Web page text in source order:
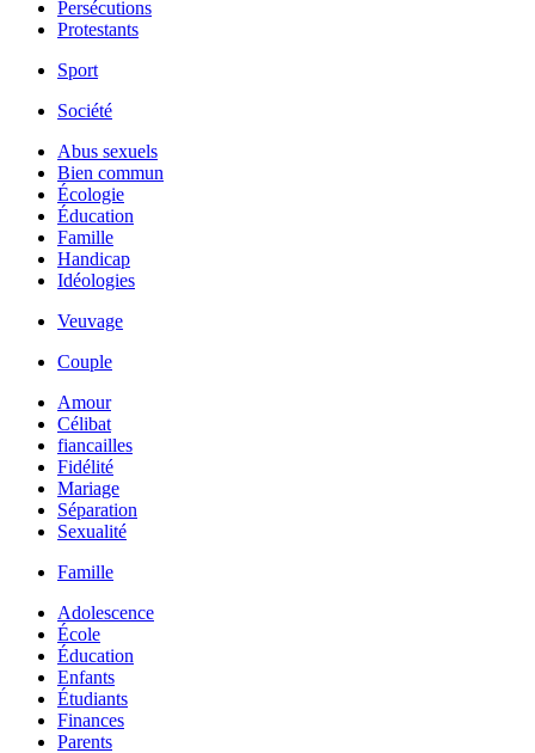
Persécutions
Protestants
Sport
Société
Abus sexuels
Bien commun
Écologie
Éducation
Famille
Handicap
Idéologies
Veuvage
Couple
Amour
Célibat
fiancailles
Fidélité
Mariage
Séparation
Sexualité
Famille
Adolescence
École
Éducation
Enfants
Étudiants
Finances
Parents